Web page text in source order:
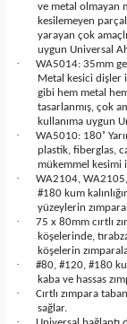
ve metal olmayan
kesilemeyen
yarayan çok
uygun Universal
·
WA5014: 35mm
Metal kesici dişler
gibi hem metal
tasarlanmış, çok
kullanıma uygun
·
WA5010: 180˚
plastik, fiberglas,
mükemmel kesimi
·
WA2104,
#180 kum
yüzeylerin
·
75 x 80mm cırtlı
köşelerinde,
köşelerin
·
#80, #120, #180
kaba ve hassas
·
Cırtlı zımpara
sağlar.